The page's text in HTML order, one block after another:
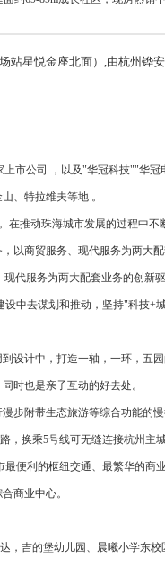
星悦金座北面）,由杭州铧
市公司 ，以及"华冠科技""华
、特拉维夫等地 。
推动珠海城市发展的过程中
以商贸服务、现代服务为两大
代服务为两大配套业务的创新
中去谋划和推动，坚持"科技+
计中，打造一轴，一环，五
时也是亲子互动的好去处。
步附带生态旅游等综合功能的慢
，换乘5号线可无缝连接杭州主城
便利的枢纽交通、最繁华的商
商业中心。
，吉的堡幼儿园、晨曦小学东